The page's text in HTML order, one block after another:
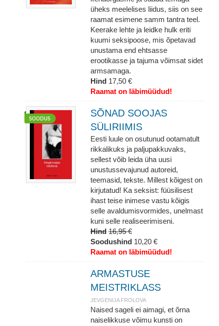
üheks meelelises liidus, siis on see
raamat esimene samm tantra teel.
Keerake lehte ja leidke hulk eriti
kuumi seksipoose, mis õpetavad
unustama end ehtsasse
erootikasse ja tajuma võimsat sidet
armsamaga.
Hind 17,50 €
Raamat on läbimüüdud!
SÕNAD SOOJAS
SÜLIRIIMIS
Eesti luule on osutunud ootamatult
rikkalikuks ja paljupakkuvaks,
sellest võib leida üha uusi
unustussevajunud autoreid,
teemasid, tekste. Millest kõigest on
kirjutatud! Ka seksist: füüsilisest
ihast teise inimese vastu kõigis
selle avaldumisvormides, unelmast
kuni selle realiseerimiseni.
Hind 16,95 €
Soodushind 10,20 €
Raamat on läbimüüdud!
ARMASTUSE
MEISTRIKLASS
JEVGENIJA FROLOVA
Naised sageli ei aimagi, et õrna
naiselikkuse võimu kunsti on